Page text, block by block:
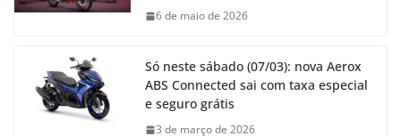
6 de maio de 2026
Só neste sábado (07/03): nova Aerox
ABS Connected sai com taxa especial
e seguro grátis
3 de março de 2026